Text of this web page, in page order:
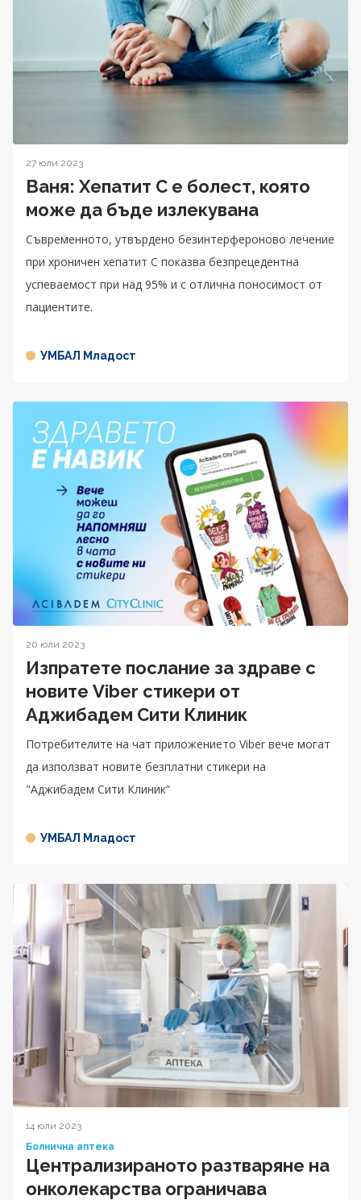
27 юли 2023
Ваня: Хепатит С е болест, която
може да бъде излекувана
Съвременното, утвърдено безинтерфероново лечение
при хроничен хепатит С показва безпрецедентна
успеваемост при над 95% и с отлична поносимост от
пациентите.
УМБАЛ Младост
20 юли 2023
Изпратете послание за здраве с
новите Viber стикери от
Аджибадем Сити Клиник
Потребителите на чат приложението Viber вече могат
да използват новите безплатни стикери на
"Аджибадем Сити Клиник“
УМБАЛ Младост
14 юли 2023
Болнична аптека
Централизираното разтваряне на
онколекарства ограничава